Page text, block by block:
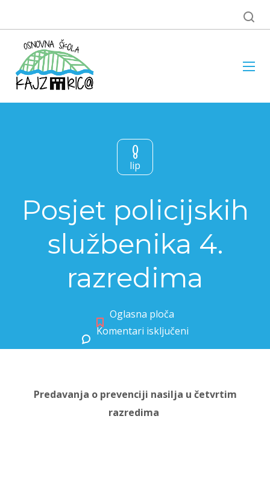
8
lip
Posjet policijskih
službenika 4.
razredima
Oglasna ploča
Komentari isključeni
Predavanja o prevenciji nasilja u četvrtim
razredima